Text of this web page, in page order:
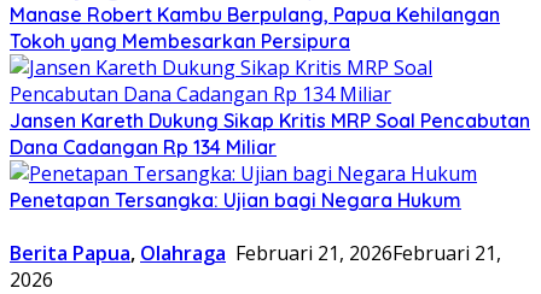
Manase Robert Kambu Berpulang, Papua Kehilangan
Tokoh yang Membesarkan Persipura
Jansen Kareth Dukung Sikap Kritis MRP Soal Pencabutan
Dana Cadangan Rp 134 Miliar
Penetapan Tersangka: Ujian bagi Negara Hukum
Berita Papua, Olahraga Februari 21, 2026Februari 21,
2026